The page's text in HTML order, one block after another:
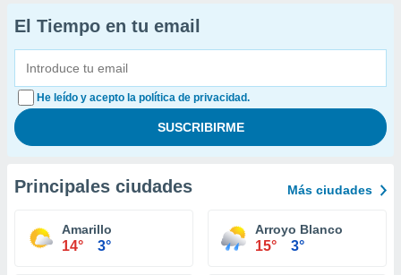
El Tiempo en tu email
He leído y acepto la política de privacidad.
Principales ciudades Más ciudades
Amarillo
14° 3°
Arroyo Blanco
15° 3°